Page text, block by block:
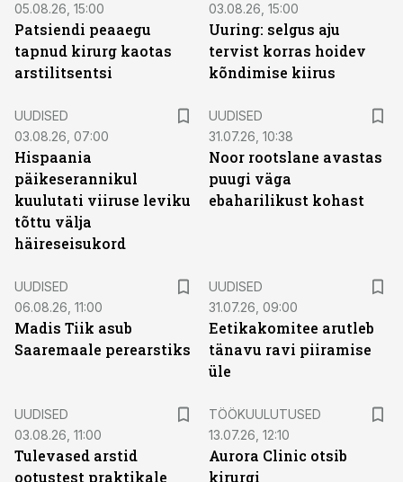
05.08.26, 15:00
Patsiendi peaaegu
tapnud kirurg kaotas
arstilitsentsi
03.08.26, 15:00
Uuring: selgus aju
tervist korras hoidev
kõndimise kiirus
UUDISED
03.08.26, 07:00
Hispaania
päikeserannikul
kuulutati viiruse leviku
tõttu välja
häireseisukord
UUDISED
31.07.26, 10:38
Noor rootslane avastas
puugi väga
ebaharilikust kohast
UUDISED
06.08.26, 11:00
Madis Tiik asub
Saaremaale perearstiks
UUDISED
31.07.26, 09:00
Eetikakomitee arutleb
tänavu ravi piiramise
üle
UUDISED
03.08.26, 11:00
Tulevased arstid
ootustest praktikale
TÖÖKUULUTUSED
13.07.26, 12:10
Aurora Clinic otsib
kirurgi